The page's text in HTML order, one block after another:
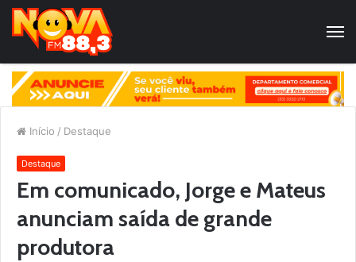
Início / Destaque
Destaque
Em comunicado, Jorge e Mateus
anunciam saída de grande
produtora